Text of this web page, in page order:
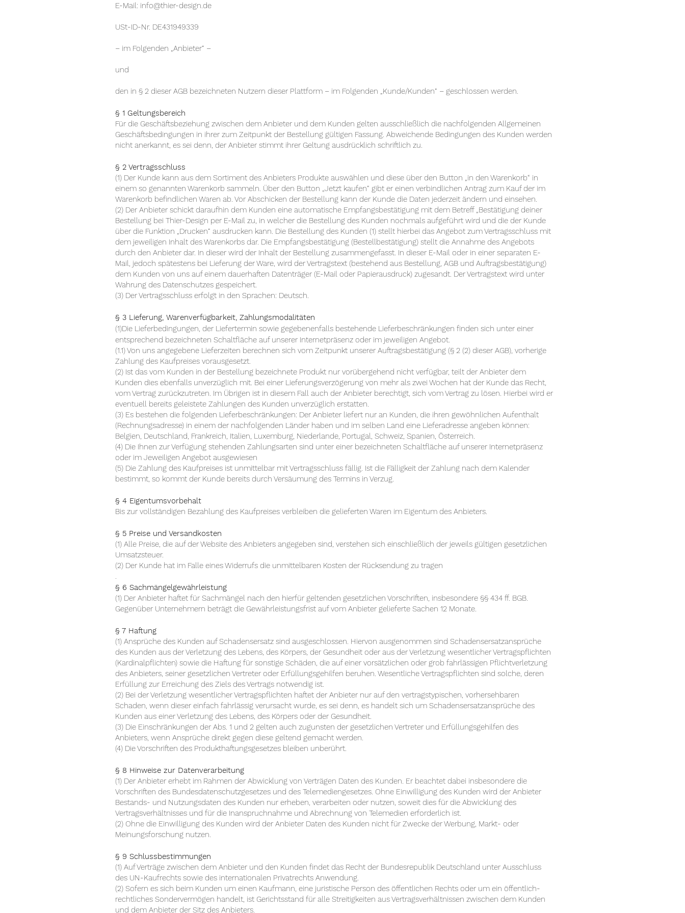
E-Mail: info@thier-design.de
USt-ID-Nr. DE431949339
– im Folgenden „Anbieter“ –
und
den in § 2 dieser AGB bezeichneten Nutzern dieser Plattform – im Folgenden „Kunde/Kunden“ – geschlossen werden.
§ 1 Geltungsbereich
Für die Geschäftsbeziehung zwischen dem Anbieter und dem Kunden gelten ausschließlich die nachfolgenden Allgemeinen
Geschäftsbedingungen in ihrer zum Zeitpunkt der Bestellung gültigen Fassung. Abweichende Bedingungen des Kunden werden
nicht anerkannt, es sei denn, der Anbieter stimmt ihrer Geltung ausdrücklich schriftlich zu.
§ 2 Vertragsschluss
(1) Der Kunde kann aus dem Sortiment des Anbieters Produkte auswählen und diese über den Button „in den Warenkorb“ in
einem so genannten Warenkorb sammeln. Über den Button „Jetzt kaufen“ gibt er einen verbindlichen Antrag zum Kauf der im
Warenkorb befindlichen Waren ab. Vor Abschicken der Bestellung kann der Kunde die Daten jederzeit ändern und einsehen.
(2) Der Anbieter schickt daraufhin dem Kunden eine automatische Empfangsbestätigung mit dem Betreff „Bestätigung deiner
Bestellung bei Thier-Design per E-Mail zu, in welcher die Bestellung des Kunden nochmals aufgeführt wird und die der Kunde
über die Funktion „Drucken“ ausdrucken kann. Die Bestellung des Kunden (1) stellt hierbei das Angebot zum Vertragsschluss mit
dem jeweiligen Inhalt des Warenkorbs dar. Die Empfangsbestätigung (Bestellbestätigung) stellt die Annahme des Angebots
durch den Anbieter dar. In dieser wird der Inhalt der Bestellung zusammengefasst. In dieser E-Mail oder in einer separaten E-
Mail, jedoch spätestens bei Lieferung der Ware, wird der Vertragstext (bestehend aus Bestellung, AGB und Auftragsbestätigung)
dem Kunden von uns auf einem dauerhaften Datenträger (E-Mail oder Papierausdruck) zugesandt. Der Vertragstext wird unter
Wahrung des Datenschutzes gespeichert.
(3) Der Vertragsschluss erfolgt in den Sprachen: Deutsch.
§ 3 Lieferung, Warenverfügbarkeit, Zahlungsmodalitäten
(1)Die Lieferbedingungen, der Liefertermin sowie gegebenenfalls bestehende Lieferbeschränkungen finden sich unter einer
entsprechend bezeichneten Schaltfläche auf unserer Internetpräsenz oder im jeweiligen Angebot.
(1.1) Von uns angegebene Lieferzeiten berechnen sich vom Zeitpunkt unserer Auftragsbestätigung (§ 2 (2) dieser AGB), vorherige
Zahlung des Kaufpreises vorausgesetzt.
(2) Ist das vom Kunden in der Bestellung bezeichnete Produkt nur vorübergehend nicht verfügbar, teilt der Anbieter dem
Kunden dies ebenfalls unverzüglich mit. Bei einer Lieferungsverzögerung von mehr als zwei Wochen hat der Kunde das Recht,
vom Vertrag zurückzutreten. Im Übrigen ist in diesem Fall auch der Anbieter berechtigt, sich vom Vertrag zu lösen. Hierbei wird er
eventuell bereits geleistete Zahlungen des Kunden unverzüglich erstatten.
(3) Es bestehen die folgenden Lieferbeschränkungen: Der Anbieter liefert nur an Kunden, die ihren gewöhnlichen Aufenthalt
(Rechnungsadresse) in einem der nachfolgenden Länder haben und im selben Land eine Lieferadresse angeben können:
Belgien, Deutschland, Frankreich, Italien, Luxemburg, Niederlande, Portugal, Schweiz, Spanien, Österreich.
(4) Die Ihnen zur Verfügung stehenden Zahlungsarten sind unter einer bezeichneten Schaltfläche auf unserer Internetpräsenz
oder im Jeweiligen Angebot ausgewiesen
(5) Die Zahlung des Kaufpreises ist unmittelbar mit Vertragsschluss fällig. Ist die Fälligkeit der Zahlung nach dem Kalender
bestimmt, so kommt der Kunde bereits durch Versäumung des Termins in Verzug.
§ 4 Eigentumsvorbehalt
Bis zur vollständigen Bezahlung des Kaufpreises verbleiben die gelieferten Waren im Eigentum des Anbieters.
§ 5 Preise und Versandkosten
(1) Alle Preise, die auf der Website des Anbieters angegeben sind, verstehen sich einschließlich der jeweils gültigen gesetzlichen
Umsatzsteuer.
(2) Der Kunde hat im Falle eines Widerrufs die unmittelbaren Kosten der Rücksendung zu tragen
.
§ 6 Sachmängelgewährleistung
(1) Der Anbieter haftet für Sachmängel nach den hierfür geltenden gesetzlichen Vorschriften, insbesondere §§ 434 ff. BGB.
Gegenüber Unternehmern beträgt die Gewährleistungsfrist auf vom Anbieter gelieferte Sachen 12 Monate.
§ 7 Haftung
(1) Ansprüche des Kunden auf Schadensersatz sind ausgeschlossen. Hiervon ausgenommen sind Schadensersatzansprüche
des Kunden aus der Verletzung des Lebens, des Körpers, der Gesundheit oder aus der Verletzung wesentlicher Vertragspflichten
(Kardinalpflichten) sowie die Haftung für sonstige Schäden, die auf einer vorsätzlichen oder grob fahrlässigen Pflichtverletzung
des Anbieters, seiner gesetzlichen Vertreter oder Erfüllungsgehilfen beruhen. Wesentliche Vertragspflichten sind solche, deren
Erfüllung zur Erreichung des Ziels des Vertrags notwendig ist.
(2) Bei der Verletzung wesentlicher Vertragspflichten haftet der Anbieter nur auf den vertragstypischen, vorhersehbaren
Schaden, wenn dieser einfach fahrlässig verursacht wurde, es sei denn, es handelt sich um Schadensersatzansprüche des
Kunden aus einer Verletzung des Lebens, des Körpers oder der Gesundheit.
(3) Die Einschränkungen der Abs. 1 und 2 gelten auch zugunsten der gesetzlichen Vertreter und Erfüllungsgehilfen des
Anbieters, wenn Ansprüche direkt gegen diese geltend gemacht werden.
(4) Die Vorschriften des Produkthaftungsgesetzes bleiben unberührt.
§ 8 Hinweise zur Datenverarbeitung
(1) Der Anbieter erhebt im Rahmen der Abwicklung von Verträgen Daten des Kunden. Er beachtet dabei insbesondere die
Vorschriften des Bundesdatenschutzgesetzes und des Telemediengesetzes. Ohne Einwilligung des Kunden wird der Anbieter
Bestands- und Nutzungsdaten des Kunden nur erheben, verarbeiten oder nutzen, soweit dies für die Abwicklung des
Vertragsverhältnisses und für die Inanspruchnahme und Abrechnung von Telemedien erforderlich ist.
(2) Ohne die Einwilligung des Kunden wird der Anbieter Daten des Kunden nicht für Zwecke der Werbung, Markt- oder
Meinungsforschung nutzen.
§ 9 Schlussbestimmungen
(1) Auf Verträge zwischen dem Anbieter und den Kunden findet das Recht der Bundesrepublik Deutschland unter Ausschluss
des UN-Kaufrechts sowie des internationalen Privatrechts Anwendung.
(2) Sofern es sich beim Kunden um einen Kaufmann, eine juristische Person des öffentlichen Rechts oder um ein öffentlich-
rechtliches Sondervermögen handelt, ist Gerichtsstand für alle Streitigkeiten aus Vertragsverhältnissen zwischen dem Kunden
und dem Anbieter der Sitz des Anbieters.